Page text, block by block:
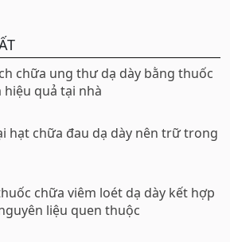
chữa ung thư dạ dày bằng thuốc
hiệu quả tại nhà
hạt chữa đau dạ dày nên trữ trong
chữa viêm loét dạ dày kết hợp
liệu quen thuộc